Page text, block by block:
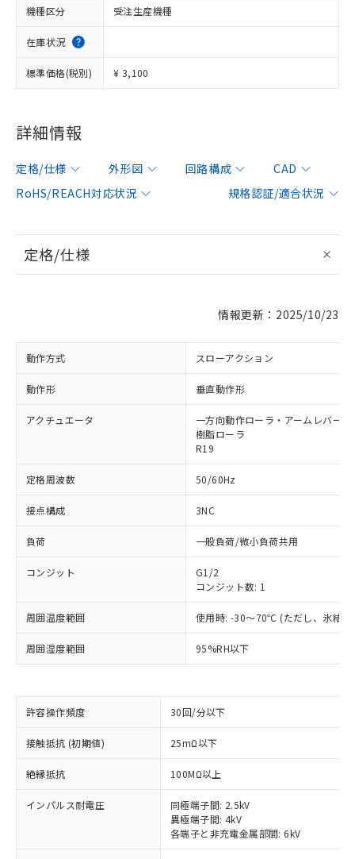
機種区分 受注生産機種
在庫状況
標準価格(税別) ¥ 3,100
詳細情報
定格/仕様 外形図 回路構成
CAD
RoHS/REACH対応状況
規格認証/適合状況
定格/仕様
情報更新：2025/10/23
動作方式 スローアクション
動作形 垂直動作形
アクチュエータ
一方向動作ローラ・アームレバー
樹脂ローラ
R19
定格周波数 50/60Hz
接点構成 3NC
負荷 一般負荷/微小負荷共用
コンジット
G1/2
コンジット数: 1
周囲温度範囲 使用時: -30～70℃ (ただし、氷結し
周囲湿度範囲 95%RH以下
許容操作頻度 30回/分以下
接触抵抗 (初期値) 25mΩ以下
絶縁抵抗 100MΩ以上
インパルス耐電圧
同極端子間: 2.5kV
異極端子間: 4kV
各端子と非充電金属部間: 6kV
※1 対応状況
対応済み：EU RoHS指令（10物質）の
非含有に対応した製品が提供可能な商品で
す。
対応予定：EU RoHS指令（10物質）の非含
有に対応した製品に切り替える予定のある